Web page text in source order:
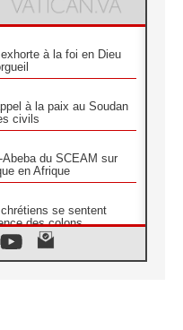
à la foi en Dieu
à la paix au Soudan
civils
Abeba du SCEAM sur
en Afrique
se sentent
des colons
de Notre Dame du